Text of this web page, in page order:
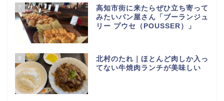
7
高知市街に来たらぜひ立ち寄って
みたいパン屋さん「ブーランジュ
リー プウセ（POUSSER）」
8
北村のたれ｜ほとんど肉しか入っ
てない牛焼肉ランチが美味しい